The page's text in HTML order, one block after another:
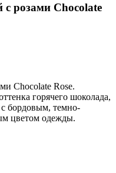
розами Chocolate
Chocolate Rose.
горячего шоколада,
с бордовым, темно-
цветом одежды.